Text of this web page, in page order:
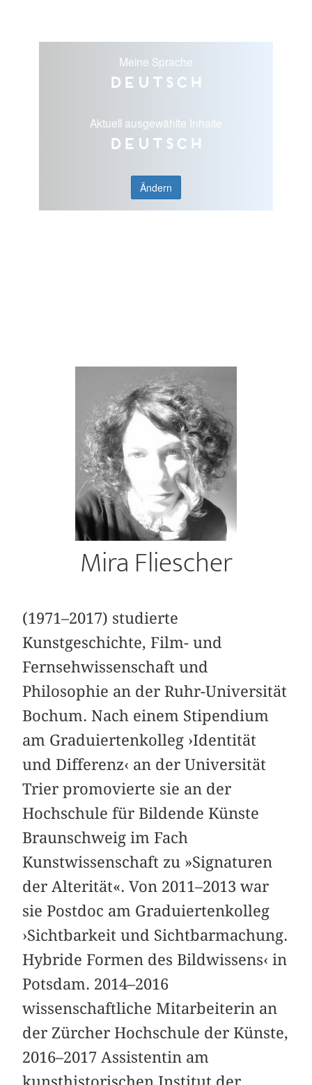
Meine Sprache
Deutsch
Aktuell ausgewählte Inhalte
Deutsch
Ändern
Mira Fliescher
(1971–2017) studierte
Kunstgeschichte, Film- und
Fernsehwissenschaft und
Philosophie an der Ruhr-Universität
Bochum. Nach einem Stipendium
am Graduiertenkolleg ›Identität
und Differenz‹ an der Universität
Trier promovierte sie an der
Hochschule für Bildende Künste
Braunschweig im Fach
Kunstwissenschaft zu »Signaturen
der Alterität«. Von 2011–2013 war
sie Postdoc am Graduiertenkolleg
›Sichtbarkeit und Sichtbarmachung.
Hybride Formen des Bildwissens‹ in
Potsdam. 2014–2016
wissenschaftliche Mitarbeiterin an
der Zürcher Hochschule der Künste,
2016–2017 Assistentin am
kunsthistorischen Institut der